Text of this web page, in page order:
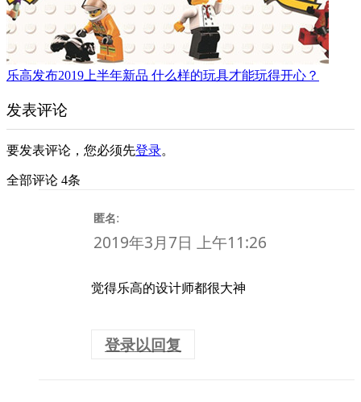
乐高发布2019上半年新品 什么样的玩具才能玩得开心？
发表评论
要发表评论，您必须先登录。
全部评论 4条
匿名:
2019年3月7日 上午11:26
觉得乐高的设计师都很大神
登录以回复